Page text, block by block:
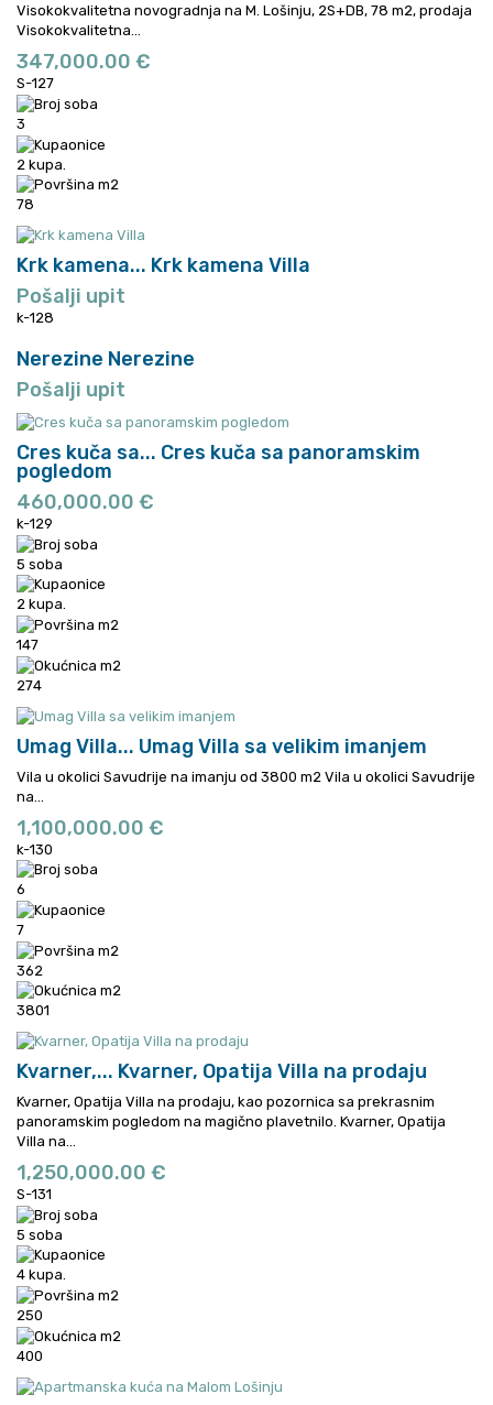
Visokokvalitetna novogradnja na M. Lošinju, 2S+DB, 78 m2, prodaja
Visokokvalitetna...
347,000.00 €
S-127
3
2 kupa.
78
Krk kamena... Krk kamena Villa
Pošalji upit
k-128
Nerezine Nerezine
Pošalji upit
Cres kuča sa... Cres kuča sa panoramskim
pogledom
460,000.00 €
k-129
5 soba
2 kupa.
147
274
Umag Villa... Umag Villa sa velikim imanjem
Vila u okolici Savudrije na imanju od 3800 m2 Vila u okolici Savudrije
na...
1,100,000.00 €
k-130
6
7
362
3801
Kvarner,... Kvarner, Opatija Villa na prodaju
Kvarner, Opatija Villa na prodaju, kao pozornica sa prekrasnim
panoramskim pogledom na magično plavetnilo. Kvarner, Opatija
Villa na...
1,250,000.00 €
S-131
5 soba
4 kupa.
250
400